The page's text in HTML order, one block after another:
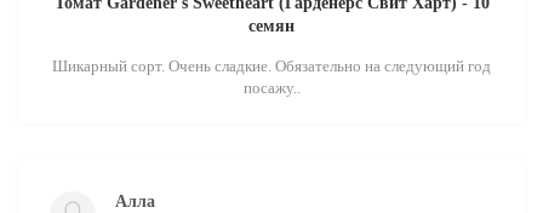
семян
Шикарный сорт. Очень сладкие. Обязательно на следующий год
посажу..
Алла